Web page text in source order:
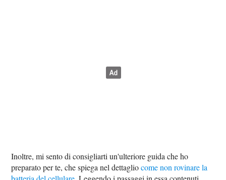
Inoltre, mi sento di consigliarti un'ulteriore guida che ho
preparato per te, che spiega nel dettagliocome non rovinare la